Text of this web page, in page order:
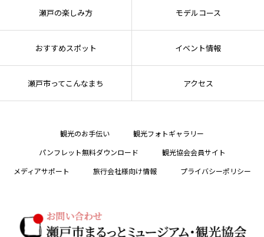
瀬戸の楽しみ方 モデルコース
おすすめスポット イベント情報
瀬戸市ってこんなまち アクセス
観光のお手伝い
観光フォトギャラリー
パンフレット無料ダウンロード
観光協会会員サイト
メディアサポート
旅行会社様向け情報 プライバシーポリシー